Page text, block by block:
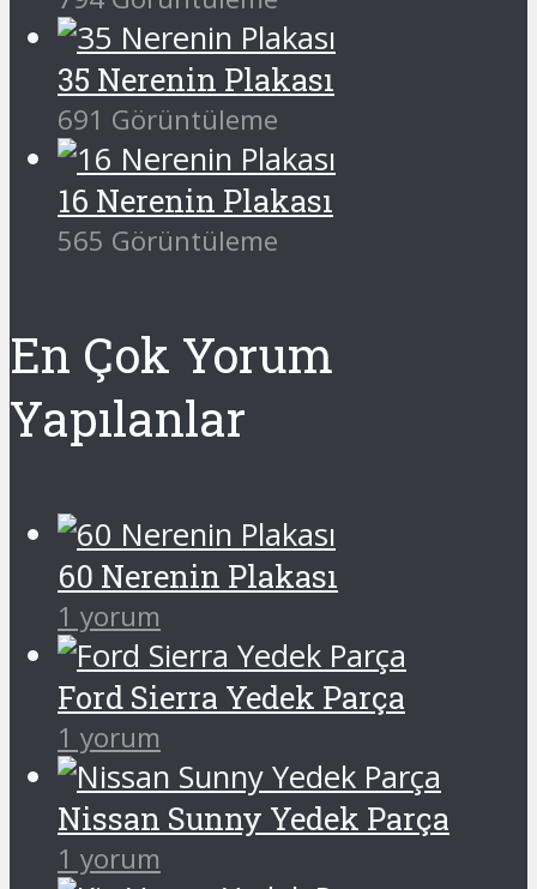
35 Nerenin Plakası
691 Görüntüleme
16 Nerenin Plakası
565 Görüntüleme
En Çok Yorum
Yapılanlar
60 Nerenin Plakası
1 yorum
Ford Sierra Yedek Parça
1 yorum
Nissan Sunny Yedek Parça
1 yorum